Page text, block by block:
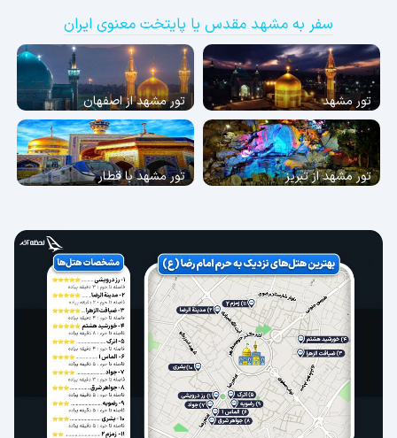
سفر به مشهد مقدس یا پایتخت معنوی ایران
تور مشهد تور مشهد از اصفهان
تور مشهد از تبریز تور مشهد با قطار